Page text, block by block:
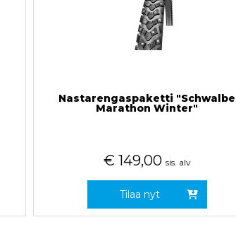
Nastarengaspaketti "Schwalbe
Marathon Winter"
€ 149,00 sis. alv
Tilaa nyt